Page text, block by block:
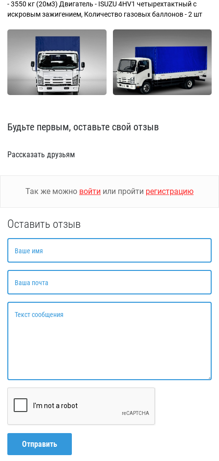
- 3550 кг (20м3) Двигатель - ISUZU 4HV1 четырехтактный с
искровым зажигением, Количество газовых баллонов - 2 шт
Будьте первым, оставьте свой отзыв
Рассказать друзьям
Так же можно войти или пройти регистрацию
Оставить отзыв
Ваше имя
Ваша почта
Текст сообщения
Отправить